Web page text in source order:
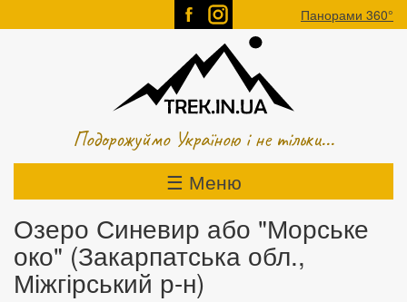
до
Панорами 360°
Подорожуймо Україною і не тільки...
Основна
навіґація
☰ Меню
Озеро Синевир або "Морське
око" (Закарпатська обл.,
Міжгірський р-н)